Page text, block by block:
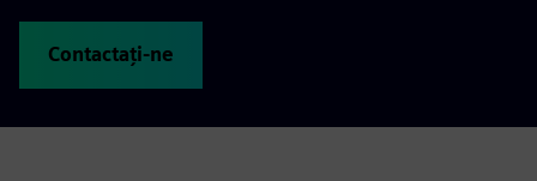
Contactați-ne